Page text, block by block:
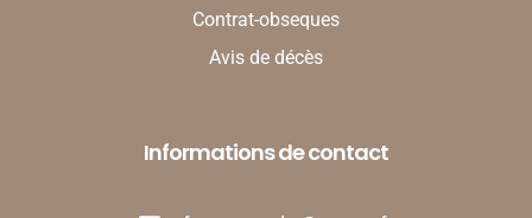
Contrat-obseques
Avis de décès
Informations de contact